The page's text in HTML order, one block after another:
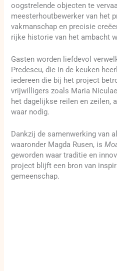
oogstrelende objecten te
meesterhoutbewerker van het
vakmanschap en precisie
rijke historie van het ambacht
Gasten worden liefdevol
Predescu, die in de keuken
iedereen die bij het project
vrijwilligers zoals Maria
het dagelijkse reilen en zeilen,
waar nodig.
Dankzij de samenwerking van
waaronder Magda Rusen, is
geworden waar traditie en
project blijft een bron van
gemeenschap.